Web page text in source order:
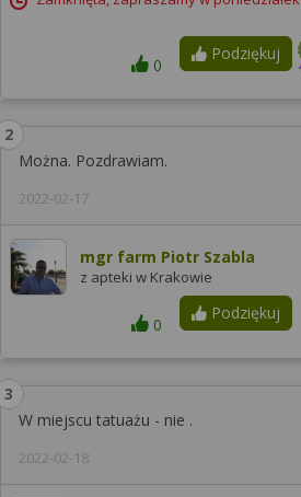
Podziękuj
0
Można. Pozdrawiam.
2022-02-17
mgr farm Piotr Szabla
z apteki w Krakowie
Podziękuj
0
W miejscu tatuażu - nie .
2022-02-18